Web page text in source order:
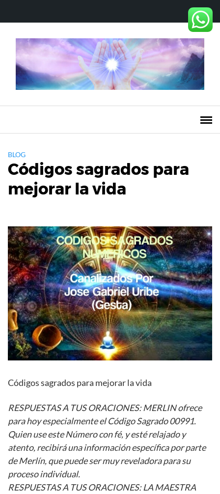
contenido
BLOG
Códigos sagrados para
mejorar la vida
Códigos sagrados para mejorar la vida
RESPUESTAS A TUS ORACIONES:MERLIN ofrece
para hoy especialmente el Código Sagrado 00991.
Quien use este Número con fé, y esté relajado y
atento, recibirá una información específica por parte
de Merlín, que puede ser muy reveladora para su
proceso individual.
RESPUESTAS A TUS ORACIONES: LA MAESTRA